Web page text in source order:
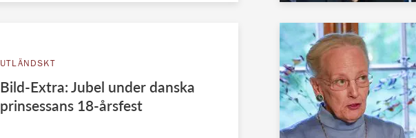
UTLÄNDSKT
Bild-Extra: Jubel under danska
prinsessans 18-årsfest